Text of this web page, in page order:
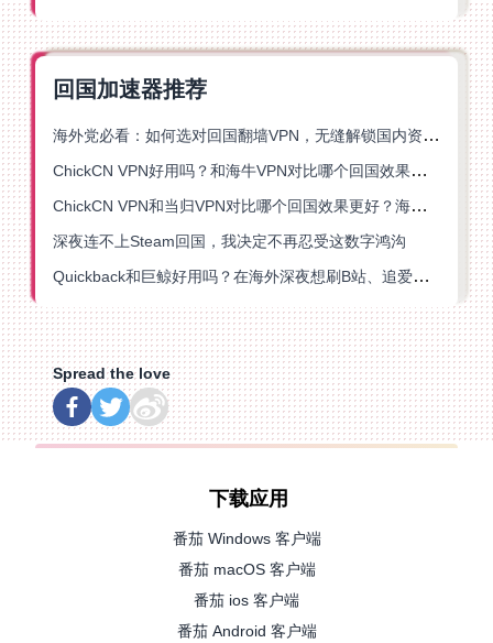
回国加速器推荐
海外党必看：如何选对回国翻墙VPN，无缝解锁国内资源？
ChickCN VPN好用吗？和海牛VPN对比哪个回国效果更好？
ChickCN VPN和当归VPN对比哪个回国效果更好？海外党亲测后选了它
深夜连不上Steam回国，我决定不再忍受这数字鸿沟
Quickback和巨鲸好用吗？在海外深夜想刷B站、追爱奇艺的你，或许正需要这份答案
Spread the love
下载应用
番茄 Windows 客户端
番茄 macOS 客户端
番茄 ios 客户端
番茄 Android 客户端